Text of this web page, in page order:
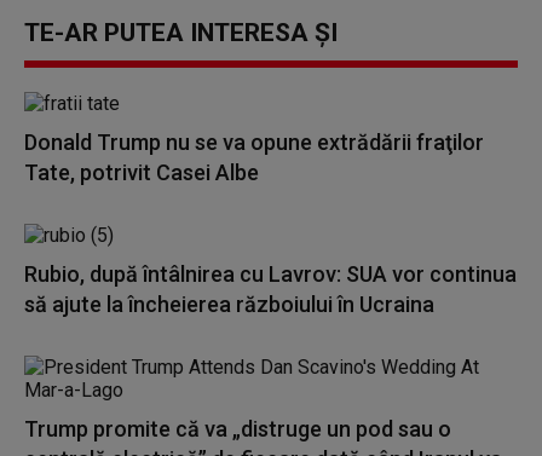
TE-AR PUTEA INTERESA ȘI
Donald Trump nu se va opune extrădării fraţilor
Tate, potrivit Casei Albe
Rubio, după întâlnirea cu Lavrov: SUA vor continua
să ajute la încheierea războiului în Ucraina
Trump promite că va „distruge un pod sau o